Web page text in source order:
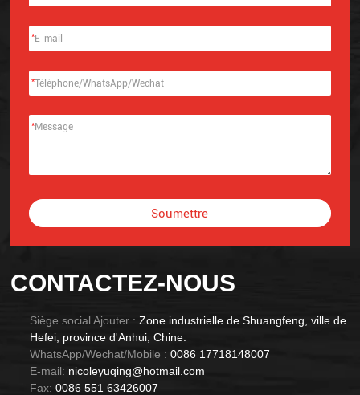
CONTACTEZ-NOUS
Siège social Ajouter : Zone industrielle de Shuangfeng, ville de
Hefei, province d'Anhui, Chine.
WhatsApp/Wechat/Mobile : 0086 17718148007
E-mail: nicoleyuqing@hotmail.com
Fax: 0086 551 63426007
*
*
*
Soumettre